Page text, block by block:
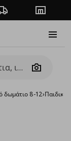
Πορεία παραγγελίας
Camera
δωμάτιο 8-12›Παιδικά